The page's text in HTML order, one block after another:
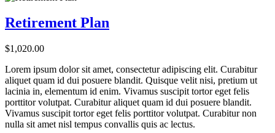
Retirement Plan
$1,020.00
Lorem ipsum dolor sit amet, consectetur adipiscing elit. Curabitur
aliquet quam id dui posuere blandit. Quisque velit nisi, pretium ut
lacinia in, elementum id enim. Vivamus suscipit tortor eget felis
porttitor volutpat. Curabitur aliquet quam id dui posuere blandit.
Vivamus suscipit tortor eget felis porttitor volutpat. Curabitur non
nulla sit amet nisl tempus convallis quis ac lectus.